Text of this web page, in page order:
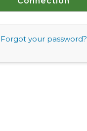
Forgot your password?